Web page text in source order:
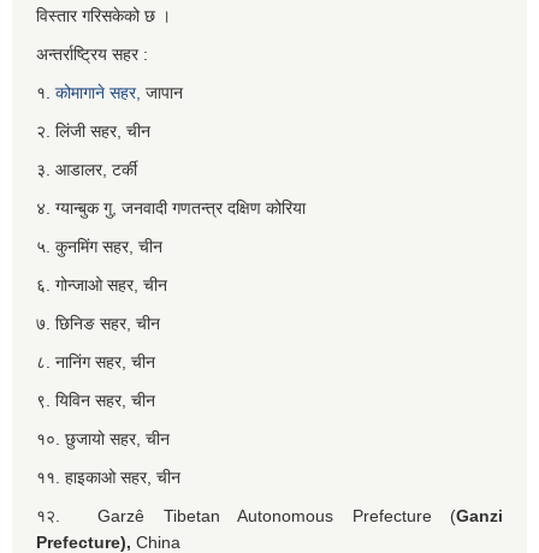
विस्तार गरिसकेको छ ।
अन्तर्राष्ट्रिय सहर :
१. कोमागाने सहर, जापान
२. लिंजी सहर, चीन
३. आडालर, टर्की
४. ग्यान्बुक गु, जनवादी गणतन्त्र दक्षिण कोरिया
५. कुनमिंग सहर, चीन
६. गोन्जाओ सहर, चीन
७. छिनिङ सहर, चीन
८. नानिंग सहर, चीन
९. यिविन सहर, चीन
१०. छुजायो सहर, चीन
११. हाइकाओ सहर, चीन
१२. Garzê Tibetan Autonomous Prefecture (Ganzi
Prefecture), China